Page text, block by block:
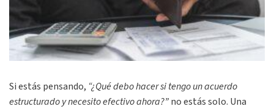
Si estás pensando, “¿Qué debo hacer si tengo un acuerdo
estructurado y necesito efectivo ahora?”no estás solo. Una